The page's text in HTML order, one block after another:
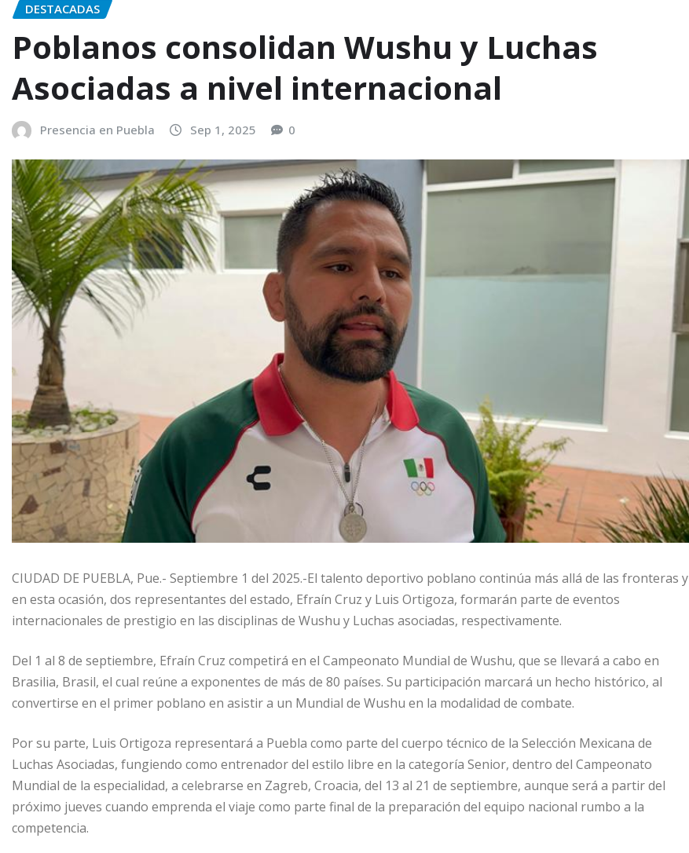
DESTACADAS
Poblanos consolidan Wushu y Luchas
Asociadas a nivel internacional
Presencia en Puebla Sep 1, 2025 0
CIUDAD DE PUEBLA, Pue.- Septiembre 1 del 2025.-El talento deportivo poblano continúa más allá de las fronteras y
en esta ocasión, dos representantes del estado, Efraín Cruz y Luis Ortigoza, formarán parte de eventos
internacionales de prestigio en las disciplinas de Wushu y Luchas asociadas, respectivamente.
Del 1 al 8 de septiembre, Efraín Cruz competirá en el Campeonato Mundial de Wushu, que se llevará a cabo en
Brasilia, Brasil, el cual reúne a exponentes de más de 80 países. Su participación marcará un hecho histórico, al
convertirse en el primer poblano en asistir a un Mundial de Wushu en la modalidad de combate.
Por su parte, Luis Ortigoza representará a Puebla como parte del cuerpo técnico de la Selección Mexicana de
Luchas Asociadas, fungiendo como entrenador del estilo libre en la categoría Senior, dentro del Campeonato
Mundial de la especialidad, a celebrarse en Zagreb, Croacia, del 13 al 21 de septiembre, aunque será a partir del
próximo jueves cuando emprenda el viaje como parte final de la preparación del equipo nacional rumbo a la
competencia.